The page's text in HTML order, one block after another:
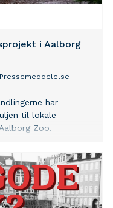
i Aalborg
Pressemeddelelse
har
til lokale
Zoo.